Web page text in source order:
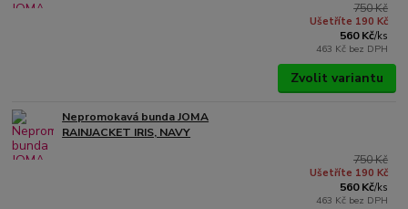
750 Kč
Ušetříte 190 Kč
560 Kč/ks
463 Kč bez DPH
Zvolit variantu
Nepromokavá bunda JOMA
RAINJACKET IRIS, NAVY
750 Kč
Ušetříte 190 Kč
560 Kč/ks
463 Kč bez DPH